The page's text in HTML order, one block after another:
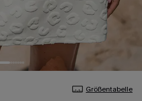
Größentabelle